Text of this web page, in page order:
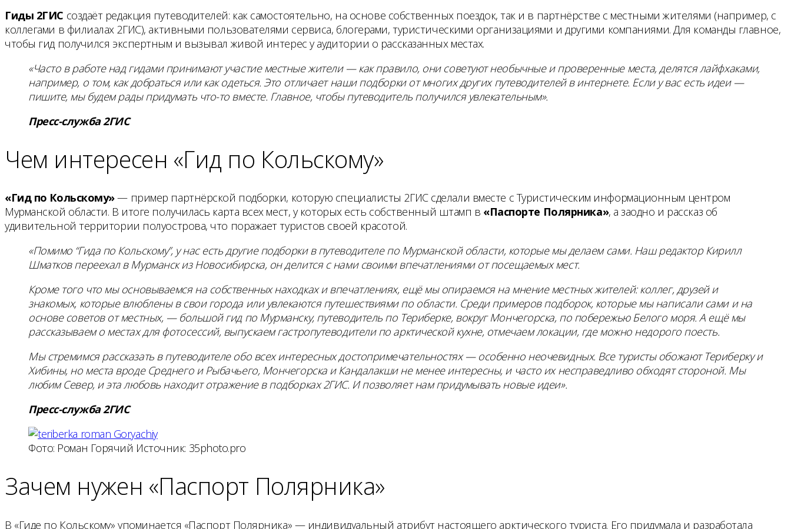
Гиды 2ГИС создаёт редакция путеводителей: как самостоятельно, на основе собственных поездок, так и в партнёрстве с местными жителями (например, с
коллегами в филиалах 2ГИС), активными пользователями сервиса, блогерами, туристическими организациями и другими компаниями. Для команды главное,
чтобы гид получился экспертным и вызывал живой интерес у аудитории о рассказанных местах.
«Часто в работе над гидами принимают участие местные жители — как правило, они советуют необычные и проверенные места, делятся лайфхаками,
например, о том, как добраться или как одеться. Это отличает наши подборки от многих других путеводителей в интернете. Если у вас есть идеи —
пишите, мы будем рады придумать что-то вместе. Главное, чтобы путеводитель получился увлекательным».
Пресс-служба 2ГИС
Чем интересен «Гид по Кольскому»
«Гид по Кольскому»— пример партнёрской подборки, которую специалисты 2ГИС сделали вместе с Туристическим информационным центром
Мурманской области. В итоге получилась карта всех мест, у которых есть собственный штамп в «Паспорте Полярника», а заодно и рассказ об
удивительной территории полуострова, что поражает туристов своей красотой.
«Помимо “Гида по Кольскому”, у нас есть другие подборки в путеводителе по Мурманской области, которые мы делаем сами. Наш редактор Кирилл
Шматков переехал в Мурманск из Новосибирска, он делится с нами своими впечатлениями от посещаемых мест.
Кроме того что мы основываемся на собственных находках и впечатлениях, ещё мы опираемся на мнение местных жителей: коллег, друзей и
знакомых, которые влюблены в свои города или увлекаются путешествиями по области. Среди примеров подборок, которые мы написали сами и на
основе советов от местных, — большой гид по Мурманску, путеводитель по Териберке, вокруг Мончегорска, по побережью Белого моря. А ещё мы
рассказываем о местах для фотосессий, выпускаем гастропутеводители по арктической кухне, отмечаем локации, где можно недорого поесть.
Мы стремимся рассказать в путеводителе обо всех интересных достопримечательностях — особенно неочевидных. Все туристы обожают Териберку и
Хибины, но места вроде Среднего и Рыбачьего, Мончегорска и Кандалакши не менее интересны, и часто их несправедливо обходят стороной. Мы
любим Север, и эта любовь находит отражение в подборках 2ГИС. И позволяет нам придумывать новые идеи».
Пресс-служба 2ГИС
Фото: Роман Горячий Источник: 35photo.pro
Зачем нужен «Паспорт Полярника»
В «Гиде по Кольскому» упоминается «Паспорт Полярника» — индивидуальный атрибут настоящего арктического туриста. Его придумала и разработала